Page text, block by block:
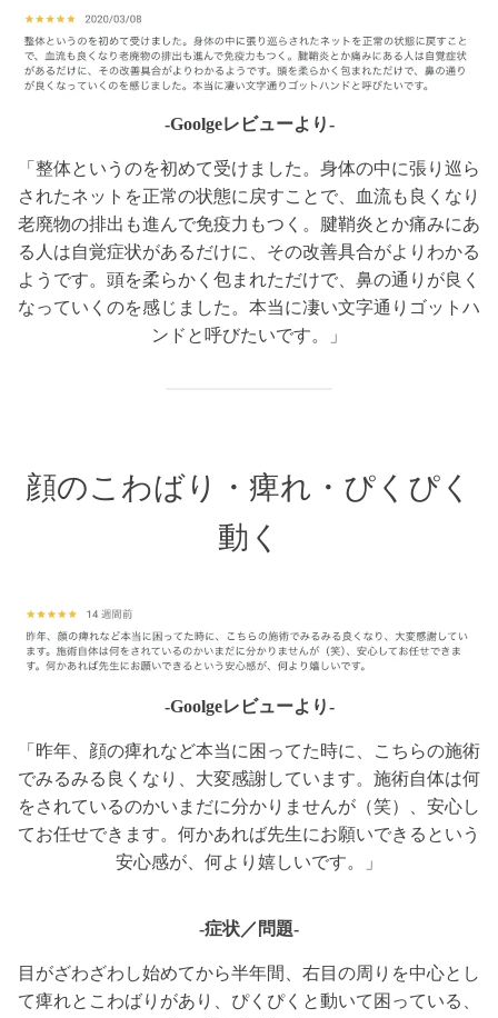
-Goolgeレビューより-
「整体というのを初めて受けました。身体の中に張り巡ら
されたネットを正常の状態に戻すことで、血流も良くなり
老廃物の排出も進んで免疫力もつく。腱鞘炎とか痛みにあ
る人は自覚症状があるだけに、その改善具合がよりわかる
ようです。頭を柔らかく包まれただけで、鼻の通りが良く
なっていくのを感じました。本当に凄い文字通りゴットハ
ンドと呼びたいです。」
顔のこわばり・痺れ・ぴくぴく
動く
-Goolgeレビューより-
「昨年、顔の痺れなど本当に困ってた時に、こちらの施術
でみるみる良くなり、大変感謝しています。施術自体は何
をされているのかいまだに分かりませんが（笑）、安心し
てお任せできます。何かあれば先生にお願いできるという
安心感が、何より嬉しいです。」
-症状／問題-
目がざわざわし始めてから半年間、右目の周りを中心とし
て痺れとこわばりがあり、ぴくぴくと動いて困っている、